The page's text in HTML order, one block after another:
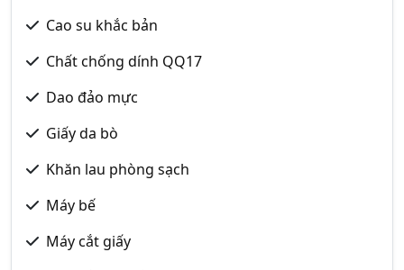
Cao su khắc bản
Chất chống dính QQ17
Dao đảo mực
Giấy da bò
Khăn lau phòng sạch
Máy bế
Máy cắt giấy